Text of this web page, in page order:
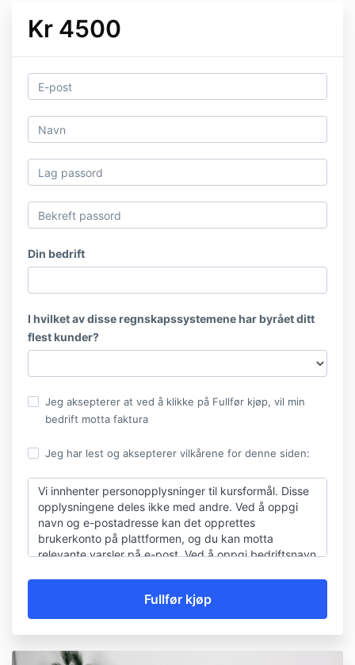
Kr 4500
Din bedrift
I hvilket av disse regnskapssystemene har byrået ditt
flest kunder?
Jeg aksepterer at ved å klikke på Fullfør kjøp, vil min
bedrift motta faktura
Jeg har lest og aksepterer vilkårene for denne siden:
Vi innhenter personopplysninger til kursformål. Disse
opplysningene deles ikke med andre. Ved å oppgi
navn og e-postadresse kan det opprettes
brukerkonto på plattformen, og du kan motta
relevante varsler på e-post. Ved å oppgi bedriftsnavn
Ønsker du at din brukerkonto med tilhørende
personopplysninger skal slettes, sender du en e-post
tile-kurs@unimicro.no.
Uni Micro AS eier alle kundedata og alt innhold som